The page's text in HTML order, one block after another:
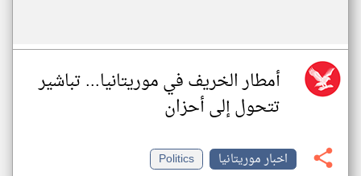
أمطار الخريف في موريتانيا... تباشير
تتحول إلى أحزان
اخبار موريتانيا
Politics